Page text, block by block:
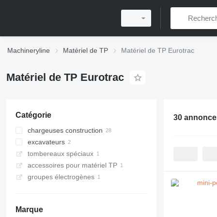
Machineryline Matériel de TP Matériel de TP Eurotrac
Matériel de TP Eurotrac
Catégorie
chargeuses construction
chargeuses multifonctionnelles
chargeuses sur pneus
chargeuses articulées
excavateurs
mini-pelles
tombereaux spéciaux
mini tombereaux
accessoires pour matériel TP
groupes électrogènes
Marque
30